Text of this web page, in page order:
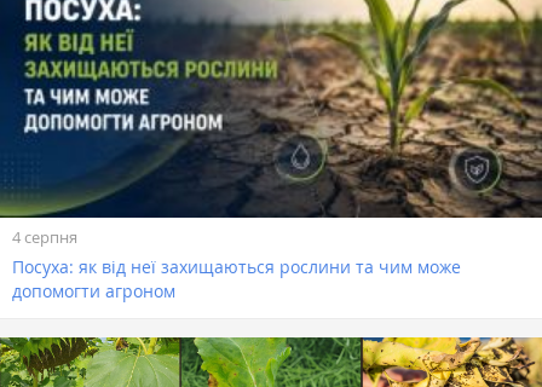
4 серпня
Посуха: як від неї захищаються рослини та чим може
допомогти агроном